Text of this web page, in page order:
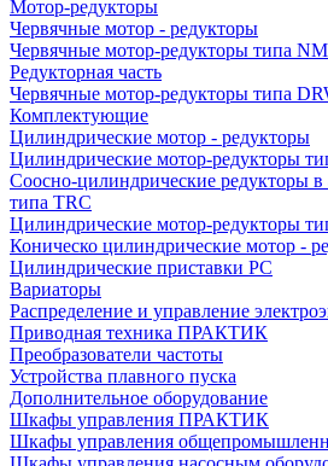
Мотор-редукторы
Червячные мотор - редукторы
Червячные мотор-редукторы типа
Редукторная часть
Червячные мотор-редукторы типа
Комплектующие
Цилиндрические мотор - редукторы
Цилиндрические мотор-редукторы
Соосно-цилиндрические редукторы
типа TRC
Цилиндрические мотор-редукторы
Коническо цилиндрические мотор -
Цилиндрические приставки PC
Вариаторы
Распределение и управление
Приводная техника ПРАКТИК
Преобразователи частоты
Устройства плавного пуска
Дополнительное оборудование
Шкафы управления ПРАКТИК
Шкафы управления